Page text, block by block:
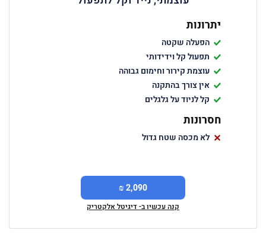
יתרונות
הפעלה שקטה
תפעול קל וידידותי
עוצמת קירור וחימום גבוהה
אין צורך בהתקנה
קל לניוד על גלגלים
חסרונות
לא מכסה שטח גדול
2,090 ₪
קנה עכשיו ב- דיגיטל אלקטריק